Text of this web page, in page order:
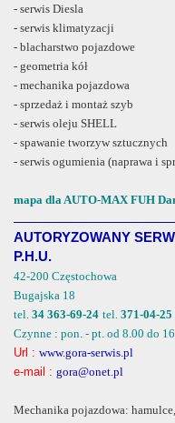
- serwis Diesla
- serwis klimatyzacji
- blacharstwo pojazdowe
- geometria kół
- mechanika pojazdowa
- sprzedaż i montaż szyb
- serwis oleju SHELL
- spawanie tworzyw sztucznych
- serwis ogumienia (naprawa i
mapa dla AUTO-MAX FUH
AUTORYZOWANY
P.H.U.
42-200 Częstochowa
Bugajska 18
tel. 34 363-69-24 tel. 371-04-25
Czynne : pon. - pt. od 8.00 do
Url : www.gora-serwis.pl
e-mail : gora@onet.pl
Mechanika pojazdowa: